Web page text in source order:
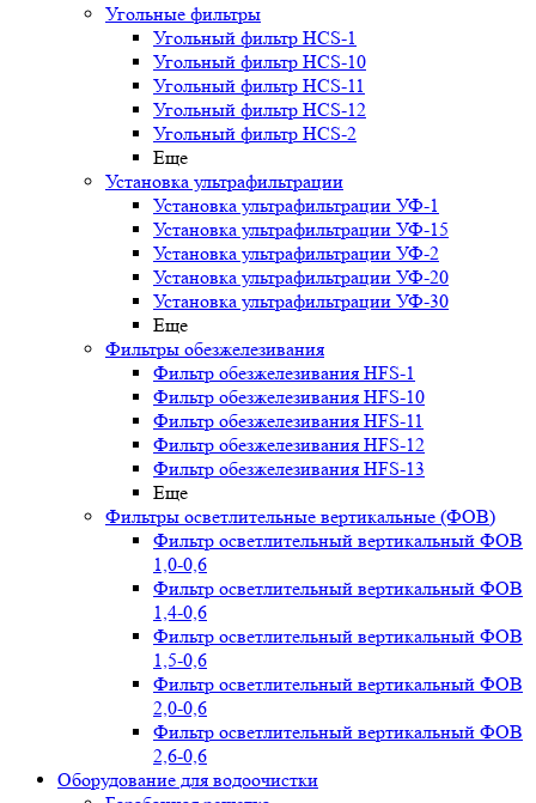
Угольные фильтры
Угольный фильтр HСS-1
Угольный фильтр HСS-10
Угольный фильтр HСS-11
Угольный фильтр HСS-12
Угольный фильтр HСS-2
Еще
Установка ультрафильтрации
Установка ультрафильтрации УФ-1
Установка ультрафильтрации УФ-15
Установка ультрафильтрации УФ-2
Установка ультрафильтрации УФ-20
Установка ультрафильтрации УФ-30
Еще
Фильтры обезжелезивания
Фильтр обезжелезивания HFS-1
Фильтр обезжелезивания HFS-10
Фильтр обезжелезивания HFS-11
Фильтр обезжелезивания HFS-12
Фильтр обезжелезивания HFS-13
Еще
Фильтры осветлительные вертикальные (ФОВ)
Фильтр осветлительный вертикальный ФОВ
1,0-0,6
Фильтр осветлительный вертикальный ФОВ
1,4-0,6
Фильтр осветлительный вертикальный ФОВ
1,5-0,6
Фильтр осветлительный вертикальный ФОВ
2,0-0,6
Фильтр осветлительный вертикальный ФОВ
2,6-0,6
Оборудование для водоочистки